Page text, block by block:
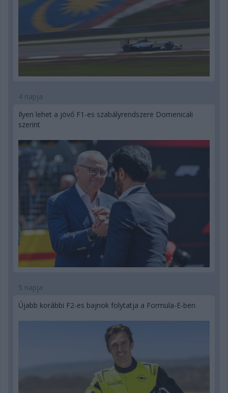
4 napja
Ilyen lehet a jövő F1-es szabályrendszere Domenicali
szerint
5 napja
Újabb korábbi F2-es bajnok folytatja a Formula-E-ben